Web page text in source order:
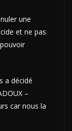
une
et ne pas
a décidé
–
car nous la